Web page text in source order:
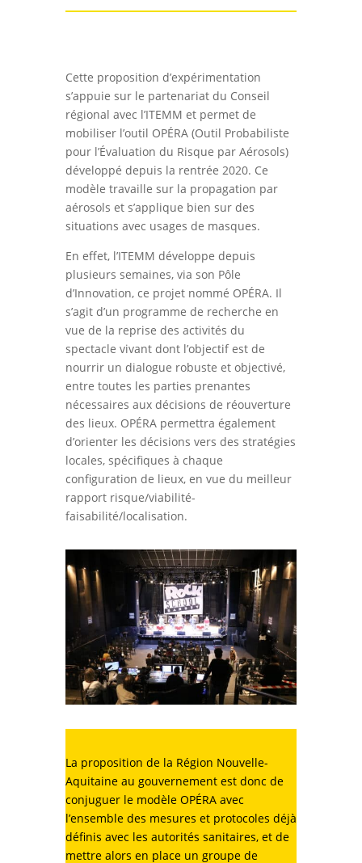
Cette proposition d’expérimentation
s’appuie sur le partenariat du Conseil
régional avec l’ITEMM et permet de
mobiliser l’outil OPÉRA (Outil Probabiliste
pour l’Évaluation du Risque par Aérosols)
développé depuis la rentrée 2020. Ce
modèle travaille sur la propagation par
aérosols et s’applique bien sur des
situations avec usages de masques.
En effet, l’ITEMM développe depuis
plusieurs semaines, via son Pôle
d’Innovation, ce projet nommé OPÉRA. Il
s’agit d’un programme de recherche en
vue de la reprise des activités du
spectacle vivant dont l’objectif est de
nourrir un dialogue robuste et objectivé,
entre toutes les parties prenantes
nécessaires aux décisions de réouverture
des lieux. OPÉRA permettra également
d’orienter les décisions vers des stratégies
locales, spécifiques à chaque
configuration de lieux, en vue du meilleur
rapport risque/viabilité-
faisabilité/localisation.
La proposition de la Région Nouvelle-
Aquitaine au gouvernement est donc de
conjuguer le modèle OPÉRA avec
l’ensemble des mesures et protocoles déjà
définis avec les autorités sanitaires, et de
mettre alors en place un groupe de